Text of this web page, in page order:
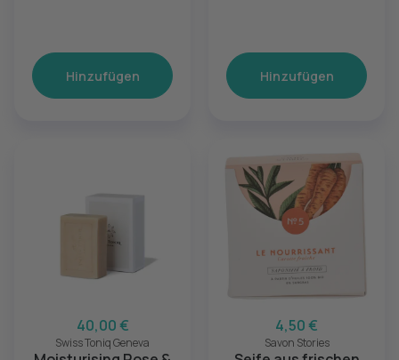
Hinzufügen Hinzufügen
40,00 €
Swiss Toniq Geneva
4,50 €
Savon Stories